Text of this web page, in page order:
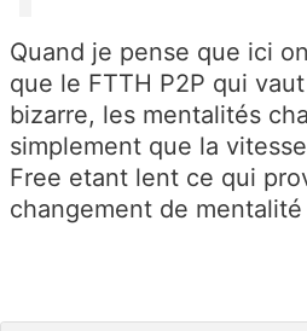
Quand je pense que ici
que le FTTH P2P qui
bizarre, les mentalités
simplement que la
Free etant lent ce qui
changement de mentalité